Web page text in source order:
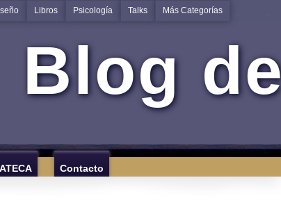
Libros Psicología Talks Más Categorías
Blog
Contacto